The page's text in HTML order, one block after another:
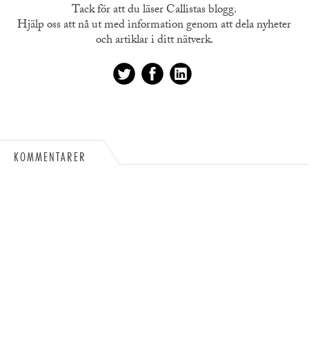
Tack för att du läser Callistas blogg.
Hjälp oss att nå ut med information genom att dela nyheter
och artiklar i ditt nätverk.
KOMMENTARER